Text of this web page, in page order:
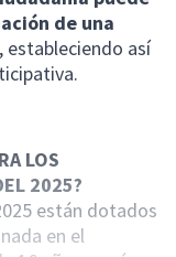
de una
, estableciendo así
LOS
2025?
están dotados
en el